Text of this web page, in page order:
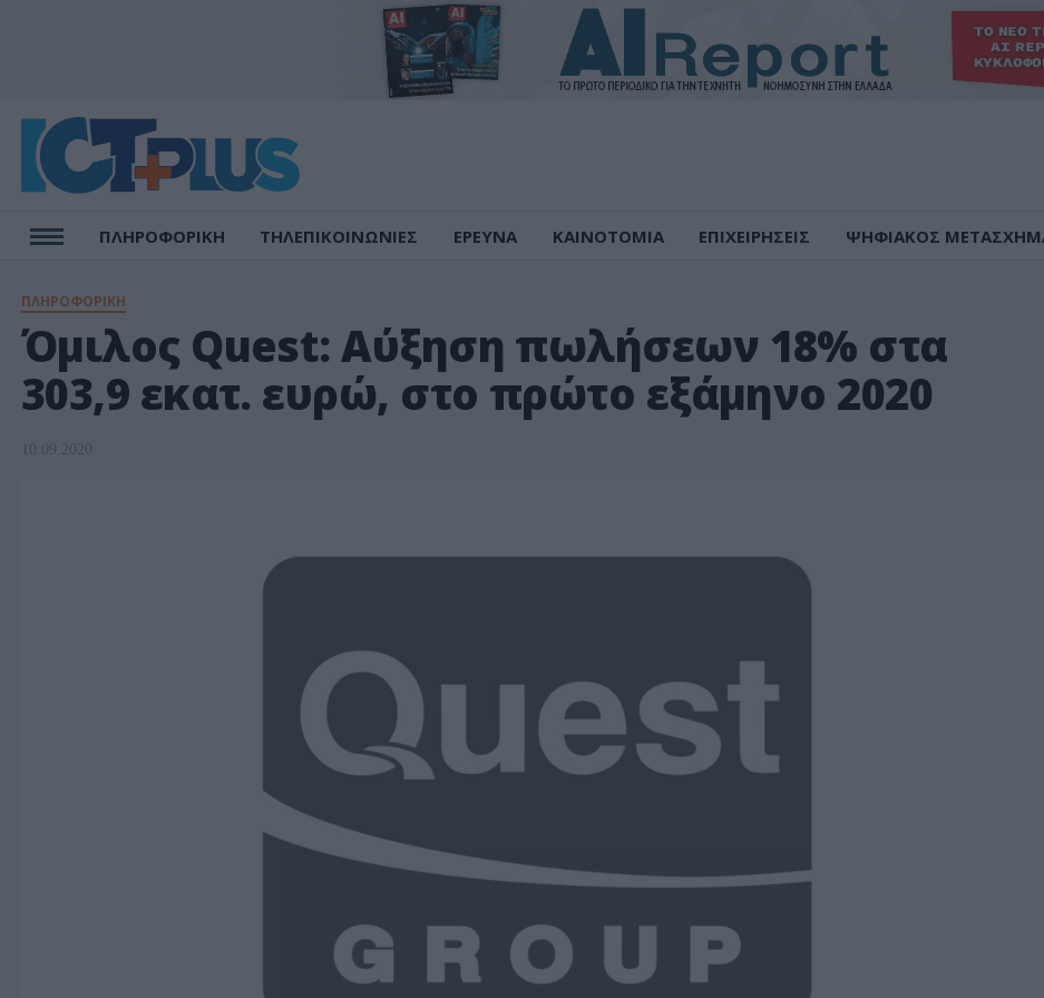
ΠΛΗΡΟΦΟΡΙΚΗ ΤΗΛΕΠΙΚΟΙΝΩΝΙΕΣ ΕΡΕΥΝΑ ΚΑΙΝΟΤΟΜΙΑ ΕΠΙΧΕΙΡΗΣΕΙΣ ΨΗΦΙΑΚΟΣ
ΠΛΗΡΟΦΟΡΙΚΗ
Όμιλος Quest: Αύξηση πωλήσεων 18% στα
303,9 εκατ. ευρώ, στο πρώτο εξάμηνο 2020
10.09.2020